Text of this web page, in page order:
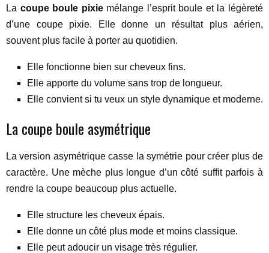
La coupe boule pixiemélange l’esprit boule et la légèreté
d’une coupe pixie. Elle donne un résultat plus aérien,
souvent plus facile à porter au quotidien.
Elle fonctionne bien sur cheveux fins.
Elle apporte du volume sans trop de longueur.
Elle convient si tu veux un style dynamique et moderne.
La coupe boule asymétrique
La version asymétrique casse la symétrie pour créer plus de
caractère. Une mèche plus longue d’un côté suffit parfois à
rendre la coupe beaucoup plus actuelle.
Elle structure les cheveux épais.
Elle donne un côté plus mode et moins classique.
Elle peut adoucir un visage très régulier.